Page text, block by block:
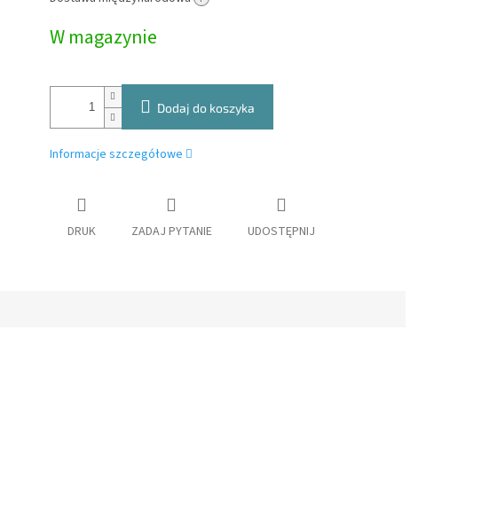
W magazynie
Dodaj do koszyka
Informacje szczegółowe
DRUK ZADAJ PYTANIE UDOSTĘPNIJ